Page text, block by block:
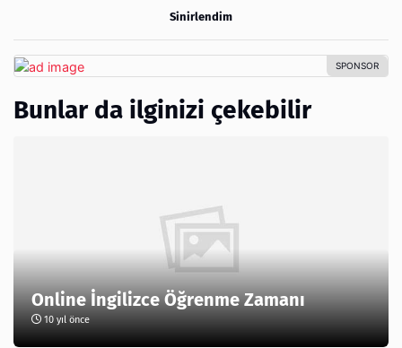
Sinirlendim
Bunlar da ilginizi çekebilir
Online İngilizce Öğrenme Zamanı
10 yıl önce